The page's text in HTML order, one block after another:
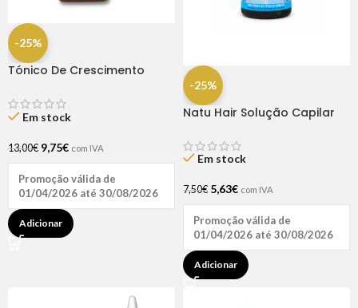
-25%
Tónico De Crescimento
Em stock
13,00€ 9,75€ com IVA
Promoção válida de
01/04/2026 até 30/08/2026
Adicionar
-25%
Natu Hair Solução Capilar
Em stock
7,50€ 5,63€ com IVA
Promoção válida de
01/04/2026 até 30/08/2026
Adicionar